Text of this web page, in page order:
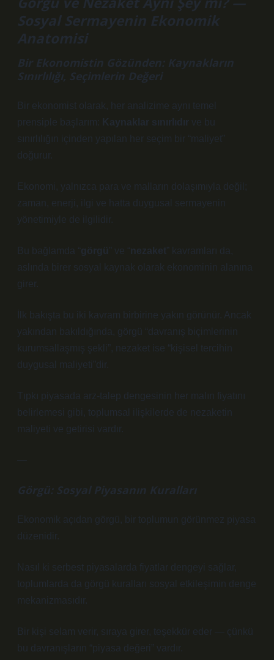
Sosyal Sermayenin Ekonomik
Anatomisi
Bir Ekonomistin Gözünden: Kaynakların
Sınırlılığı, Seçimlerin Değeri
Bir ekonomist olarak, her analizime aynı temel
prensiple başlarım: Kaynaklar sınırlıdır ve bu
sınırlılığın içinden yapılan her seçim bir “maliyet”
doğurur.
Ekonomi, yalnızca para ve malların dolaşımıyla değil;
zaman, enerji, ilgi ve hatta duygusal sermayenin
yönetimiyle de ilgilidir.
Bu bağlamda “ görgü” ve “ nezaket” kavramları da,
aslında birer sosyal kaynak olarak ekonominin alanına
girer.
İlk bakışta bu iki kavram birbirine yakın görünür. Ancak
yakından bakıldığında, görgü “davranış biçimlerinin
kurumsallaşmış şekli”, nezaket ise “kişisel tercihin
duygusal maliyeti”dir.
Tıpkı piyasada arz-talep dengesinin her malın fiyatını
belirlemesi gibi, toplumsal ilişkilerde de nezaketin
maliyeti ve getirisi vardır.
—
Görgü: Sosyal Piyasanın Kuralları
Ekonomik açıdan görgü, bir toplumun görünmez piyasa
düzenidir.
Nasıl ki serbest piyasalarda fiyatlar dengeyi sağlar,
toplumlarda da görgü kuralları sosyal etkileşimin denge
mekanizmasıdır.
Bir kişi selam verir, sıraya girer, teşekkür eder — çünkü
bu davranışların “piyasa değeri” vardır.